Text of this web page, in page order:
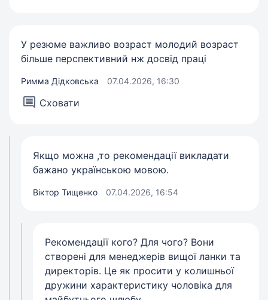
У резюме важливо возраст молодий возраст
більше перспективний нж досвід праці
Римма Дідковська 07.04.2026, 16:30
Сховати
Якщо можна ,то рекомендації викладати
бажано українською мовою.
Віктор Тищенко 07.04.2026, 16:54
Рекомендації кого? Для чого? Вони
створені для менеджерів вищої ланки та
директорів. Це як просити у колишньої
дружини характеристику чоловіка для